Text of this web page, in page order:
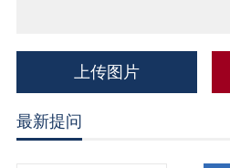
上传图片
最新提问